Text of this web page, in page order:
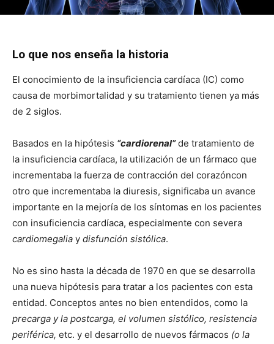
Lo que nos enseña la historia
El conocimiento de la insuficiencia cardíaca (IC) como
causa de morbimortalidad y su tratamiento tienen ya más
de 2 siglos.
Basados en la hipótesis “cardiorenal”de tratamiento de
la insuficiencia cardíaca, la utilización de un fármaco que
incrementaba la fuerza de contracción del corazóncon
otro que incrementaba la diuresis, significaba un avance
importante en la mejoría de los síntomas en los pacientes
con insuficiencia cardíaca, especialmente con severa
cardiomegalia y disfunción sistólica.
No es sino hasta la década de 1970 en que se desarrolla
una nueva hipótesis para tratar a los pacientes con esta
entidad. Conceptos antes no bien entendidos, como la
precarga y la postcarga, el volumen sistólico, resistencia
periférica, etc. y el desarrollo de nuevos fármacos (o la